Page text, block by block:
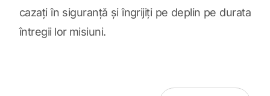
cazați în siguranță și îngrijiți pe deplin pe durata
întregii lor misiuni.